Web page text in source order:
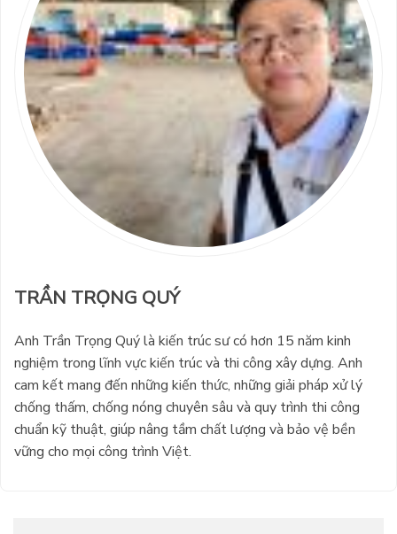
TRẦN TRỌNG QUÝ
Anh Trần Trọng Quý là kiến trúc sư có hơn 15 năm kinh
nghiệm trong lĩnh vực kiến trúc và thi công xây dựng. Anh
cam kết mang đến những kiến thức, những giải pháp xử lý
chống thấm, chống nóng chuyên sâu và quy trình thi công
chuẩn kỹ thuật, giúp nâng tầm chất lượng và bảo vệ bền
vững cho mọi công trình Việt.